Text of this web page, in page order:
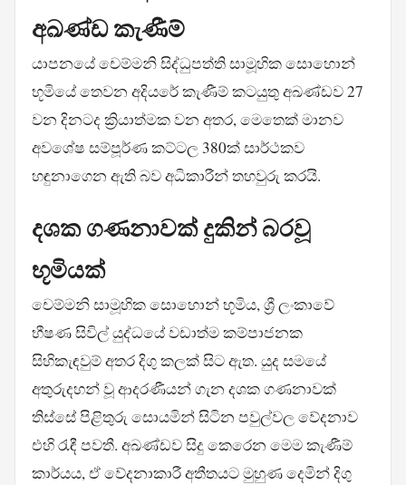
අඛණ්ඩ කැණීම්
යාපනයේ චෙම්මනි සිද්ධුපත්ති සාමූහික සොහොන්
භූමියේ තෙවන අදියරේ කැණීම් කටයුතු අඛණ්ඩව 27
වන දිනටද ක්‍රියාත්මක වන අතර, මෙතෙක් මානව
අවශේෂ සම්පූර්ණ කට්ටල 380ක් සාර්ථකව
හඳුනාගෙන ඇති බව අධිකාරීන් තහවුරු කරයි.
දශක ගණනාවක් දුකින් බරවූ
භූමියක්
චෙම්මනි සාමූහික සොහොන් භූමිය, ශ්‍රී ලංකාවේ
භීෂණ සිවිල් යුද්ධයේ වඩාත්ම කම්පාජනක
සිහිකැඳවුම් අතර දිගු කලක් සිට ඇත. යුද සමයේ
අතුරුදහන් වූ ආදරණීයන් ගැන දශක ගණනාවක්
තිස්සේ පිළිතුරු සොයමින් සිටින පවුල්වල වේදනාව
එහි රැඳී පවතී. අඛණ්ඩව සිදු කෙරෙන මෙම කැණීම්
කාර්යය, ඒ වේදනාකාරී අතීතයට මුහුණ දෙමින් දිගු